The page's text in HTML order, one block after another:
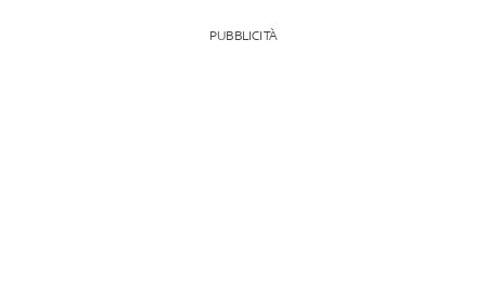
PUBBLICITÀ